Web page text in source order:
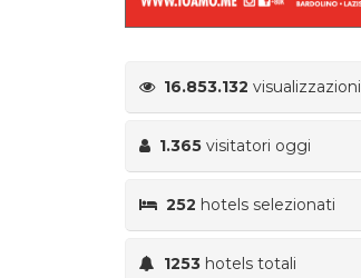
16.853.132 visualizzazioni
1.365 visitatori oggi
252 hotels selezionati
1253 hotels totali